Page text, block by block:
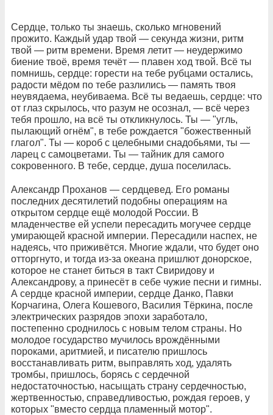
Сердце, только ты знаешь, сколько мгновений
прожито. Каждый удар твой — секунда жизни, ритм
твой — ритм времени. Время летит — неудержимо
биение твоё, время течёт — плавен ход твой. Всё ты
помнишь, сердце: горести на тебе рубцами остались,
радости мёдом по тебе разлились — память твоя
неувядаема, неубиваема. Всё ты ведаешь, сердце: что
от глаз скрылось, что разум не осознал, — всё через
тебя прошло, на всё ты откликнулось. Ты — "угль,
пылающий огнём", в тебе рождается "божественный
глагол". Ты — короб с целебными снадобьями, ты —
ларец с самоцветами. Ты — тайник для самого
сокровенного. В тебе, сердце, душа поселилась.
Александр Проханов — сердцевед. Его романы
последних десятилетий подобны операциям на
открытом сердце ещё молодой России. В
младенчестве ей успели пересадить могучее сердце
умирающей красной империи. Пересадили наспех, не
надеясь, что приживётся. Многие ждали, что будет оно
отторгнуто, и тогда из-за океана пришлют донорское,
которое не станет биться в такт Свиридову и
Александрову, а принесёт в себе чужие песни и гимны.
А сердце красной империи, сердце Данко, Павки
Корчагина, Олега Кошевого, Василия Тёркина, после
электрических разрядов эпохи заработало,
постепенно сроднилось с новым телом страны. Но
молодое государство мучилось врождёнными
пороками, аритмией, и писателю пришлось
восстанавливать ритм, выправлять ход, удалять
тромбы, пришлось, борясь с сердечной
недостаточностью, насыщать страну сердечностью,
жертвенностью, справедливостью, рождая героев, у
которых "вместо сердца пламенный мотор".